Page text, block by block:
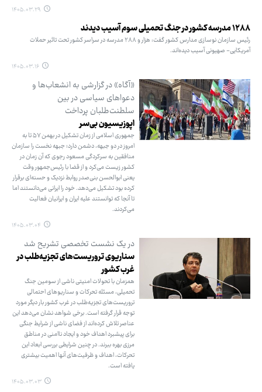
۱۴۰۵.۰۳.۲۹
۱۲۸۸ مدرسه کشور در جنگ تحمیلی سوم آسیب دیدند
رئیس سازمان نوسازی مدارس کشور گفت: هزار و ۲۸۸ مدرسه در سراسر کشور تحت ‌تاثیر حملات
آمریکایی- صهیونی آسیب دیده‌اند.
۱۴۰۵.۰۳.۱۶
«آگاه» در گزارشی به انشعاب‌ها و
دعواهای سیاسی در بین
سلطنت‌طلبان پرداخت
اپوزیسیون بی‌سر
جمهوری اسلامی از زمان تشکیل در بهمن ۵۷ تا به
امروز در دو جبهه، دشمن دارد؛ جبهه نخست را سازمان
منافقین به سرکردگی مسعود رجوی که آن زمان در
کشور زیست می‌کرد و از قضا با رئیس‌جمهور وقت
یعنی ابوالحسن بنی‌صدر روابط نزدیک و حسنه‌ای برقرار
کرده بود تشکیل می‌دهد. خود را ایرانی می‌دانستند اما
تا آنجا که توانستند علیه ایران و ایرانیان فعالیت
می‌کردند.
۱۴۰۵.۰۳.۰۴
در یک نشست تخصصی تشریح شد
سناریوی تروریست‌های تجزیه‌طلب در
غرب کشور
همزمان با تحولات امنیتی ناشی از سومین جنگ
تحمیلی، مسئله تحرکات و سناریوهای احتمالی
تروریست‌های تجزیه‌طلب در غرب کشور بار دیگر مورد
توجه قرار گرفته است. برخی شواهد نشان می‌دهد این
عناصر تلاش کرده‌اند از فضای ناشی از شرایط جنگی
برای پیشبرد اهداف خود و ایجاد ناامنی در مناطق
مرزی بهره ببرند. در چنین شرایطی بررسی ابعاد این
تحرکات، اهداف و ظرفیت‌های آنها اهمیت بیشتری
یافته است.
۱۴۰۵.۰۳.۰۳